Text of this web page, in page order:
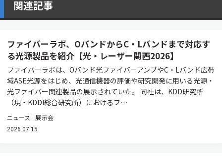
関連記事
ファイバーラボ、OバンドからC・Lバンドまで対応す
る光源製品を紹介【光・レーザー関西2026】
ファイバーラボは、Oバンド光ファイバーアンプやC・Lバンド広帯
域ASE光源をはじめ、光通信機器の評価や研究開発に用いる光源・
光ファイバー関連製品の展示されていた。 同社は、KDD研究所
（現・KDDI総合研究所）におけるフ…
ニュース 展示会
2026.07.15